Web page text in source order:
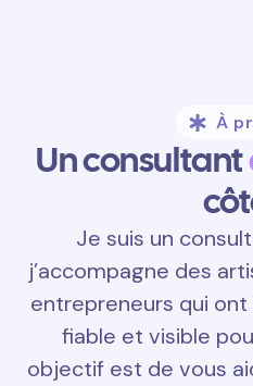
À
Un consultant
Je suis un
j’accompagne des
entrepreneurs qui ont
fiable et visible
objectif est de vous